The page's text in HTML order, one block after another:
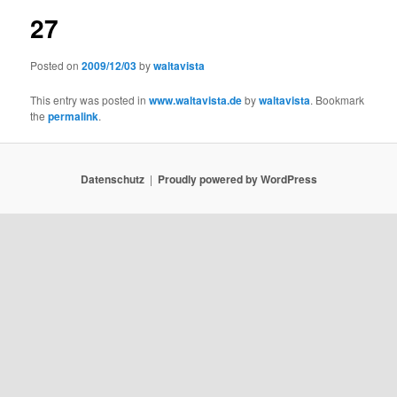
27
Posted on2009/12/03bywaltavista
This entry was posted inwww.waltavista.debywaltavista. Bookmark
thepermalink.
Datenschutz Proudly powered by WordPress